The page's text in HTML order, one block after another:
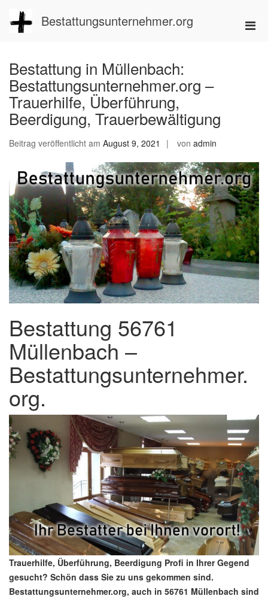
Inhalt
springen
Bestattungsunternehmer.org
Bestattung in Müllenbach:
Bestattungsunternehmer.org –
Trauerhilfe, Überführung,
Beerdigung, Trauerbewältigung
Beitrag veröffentlicht am August 9, 2021 von admin
Bestattung 56761
Müllenbach –
Bestattungsunternehmer.
org.
Trauerhilfe, Überführung, Beerdigung Profi in Ihrer Gegend
gesucht? Schön dass Sie zu uns gekommen sind.
Bestattungsunternehmer.org, auch in 56761 Müllenbach sind